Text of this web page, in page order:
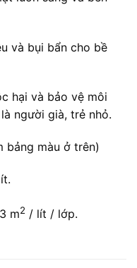
và bụi bẩn cho bề
hại và bảo vệ môi
người già, trẻ nhỏ.
bảng màu ở trên)
m2 / lít / lớp.